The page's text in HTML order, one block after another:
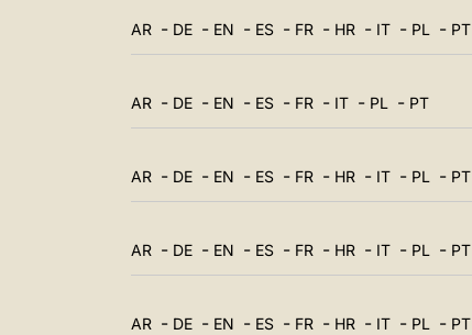
AR - DE - EN - ES - FR - HR - IT - PL - PT
AR - DE - EN - ES - FR - IT - PL - PT
AR - DE - EN - ES - FR - HR - IT - PL - PT
AR - DE - EN - ES - FR - HR - IT - PL - PT
AR - DE - EN - ES - FR - HR - IT - PL - PT